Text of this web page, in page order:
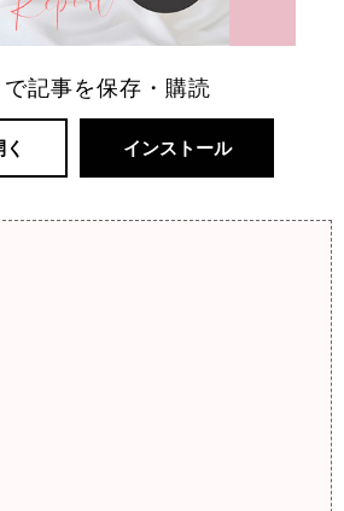
記事を保存・購読
インストール